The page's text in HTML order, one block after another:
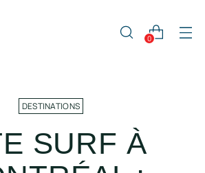
0
DESTINATIONS
SURF À